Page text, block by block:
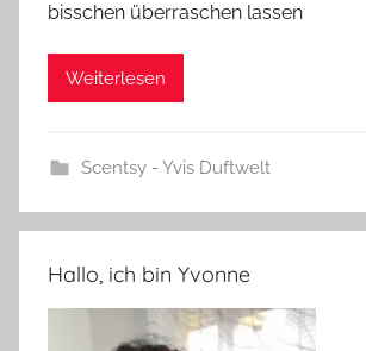
bisschen überraschen lassen
Weiterlesen
Scentsy - Yvis Duftwelt
Hallo, ich bin Yvonne